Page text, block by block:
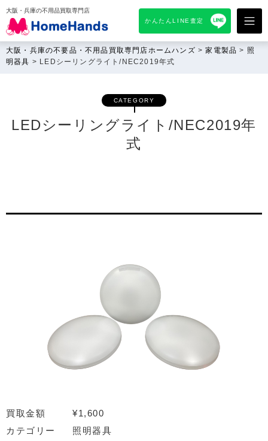
大阪・兵庫の不用品買取専門店
かんたんLINE査定
大阪・兵庫の不要品・不用品買取専門店ホームハンズ >家電製品 > 照
明器具 > LEDシーリングライト/NEC2019年式
CATEGORY
LEDシーリングライト/NEC2019年
式
買取金額
¥1,600
カテゴリー
照明器具